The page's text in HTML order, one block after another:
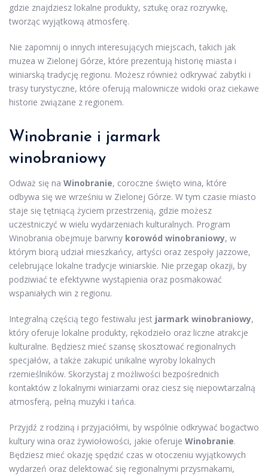
gdzie znajdziesz lokalne produkty, sztukę oraz rozrywkę,
tworząc wyjątkową atmosferę.
Nie zapomnij o innych interesujących miejscach, takich jak
muzea w Zielonej Górze, które prezentują historię miasta i
winiarską tradycję regionu. Możesz również odkrywać zabytki i
trasy turystyczne, które oferują malownicze widoki oraz ciekawe
historie związane z regionem.
Winobranie i jarmark
winobraniowy
Odważ się na Winobranie, coroczne święto wina, które
odbywa się we wrześniu w Zielonej Górze. W tym czasie miasto
staje się tętniącą życiem przestrzenią, gdzie możesz
uczestniczyć w wielu wydarzeniach kulturalnych. Program
Winobrania obejmuje barwny korowód winobraniowy, w
którym biorą udział mieszkańcy, artyści oraz zespoły jazzowe,
celebrujące lokalne tradycje winiarskie. Nie przegap okazji, by
podziwiać te efektywne wystąpienia oraz posmakować
wspaniałych win z regionu.
Integralną częścią tego festiwalu jest jarmark winobraniowy,
który oferuje lokalne produkty, rękodzieło oraz liczne atrakcje
kulturalne. Będziesz mieć szansę skosztować regionalnych
specjałów, a także zakupić unikalne wyroby lokalnych
rzemieślników. Skorzystaj z możliwości bezpośrednich
kontaktów z lokalnymi winiarzami oraz ciesz się niepowtarzalną
atmosferą, pełną muzyki i tańca.
Przyjdź z rodziną i przyjaciółmi, by wspólnie odkrywać bogactwo
kultury wina oraz żywiołowości, jakie oferuje Winobranie.
Będziesz mieć okazję spędzić czas w otoczeniu wyjątkowych
wydarzeń oraz delektować się regionalnymi przysmakami,